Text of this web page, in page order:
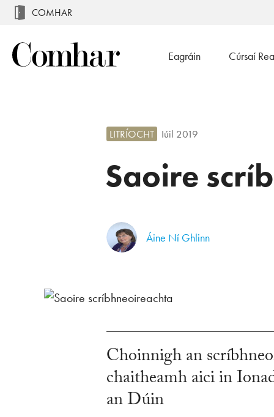
COMHAR
Eagráin Cúrsaí
Saoire
LITRÍOCHT Iúil 2019
Áine Ní Ghlinn
Choinnigh an
chaitheamh aici in
an Dúin